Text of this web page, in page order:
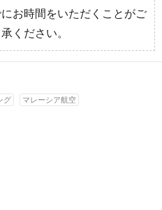
お時間をいただくことがご
ください。
グ マレーシア航空